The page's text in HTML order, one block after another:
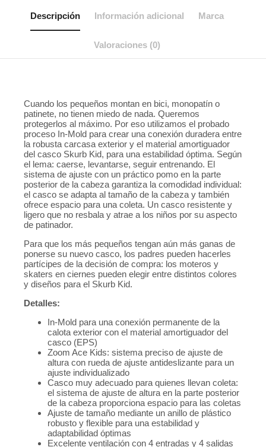
Descripción Información adicional Marca
Valoraciones (0)
Cuando los pequeños montan en bici, monopatín o
patinete, no tienen miedo de nada. Queremos
protegerlos al máximo. Por eso utilizamos el probado
proceso In-Mold para crear una conexión duradera entre
la robusta carcasa exterior y el material amortiguador
del casco Skurb Kid, para una estabilidad óptima. Según
el lema: caerse, levantarse, seguir entrenando. El
sistema de ajuste con un práctico pomo en la parte
posterior de la cabeza garantiza la comodidad individual:
el casco se adapta al tamaño de la cabeza y también
ofrece espacio para una coleta. Un casco resistente y
ligero que no resbala y atrae a los niños por su aspecto
de patinador.
Para que los más pequeños tengan aún más ganas de
ponerse su nuevo casco, los padres pueden hacerles
partícipes de la decisión de compra: los moteros y
skaters en ciernes pueden elegir entre distintos colores
y diseños para el Skurb Kid.
Detalles:
In-Mold para una conexión permanente de la
calota exterior con el material amortiguador del
casco (EPS)
Zoom Ace Kids: sistema preciso de ajuste de
altura con rueda de ajuste antideslizante para un
ajuste individualizado
Casco muy adecuado para quienes llevan coleta:
el sistema de ajuste de altura en la parte posterior
de la cabeza proporciona espacio para las coletas
Ajuste de tamaño mediante un anillo de plástico
robusto y flexible para una estabilidad y
adaptabilidad óptimas
Excelente ventilación con 4 entradas y 4 salidas